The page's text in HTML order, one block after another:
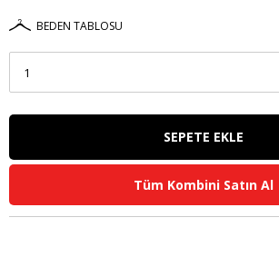
BEDEN TABLOSU
Tüm Kombini Satın Al